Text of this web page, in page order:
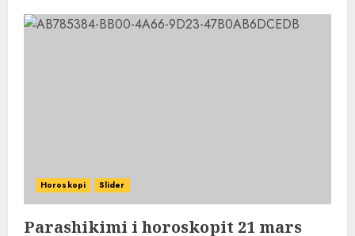
Horoskopi Slider
Parashikimi i horoskopit 21 mars